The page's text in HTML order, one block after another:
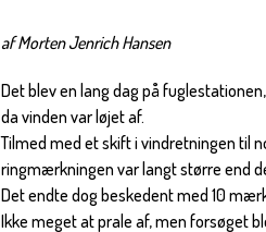
af Morten Jenrich Hansen
Det blev en lang dag på
da vinden var løjet af.
Tilmed med et skift i vindretningen til
ringmærkningen var langt større end
Det endte dog beskedent med 10
Ikke meget at prale af, men forsøget